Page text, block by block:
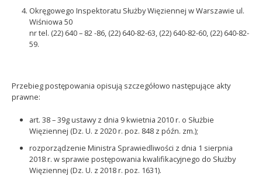
Okręgowego Inspektoratu Służby Więziennej w Warszawie ul.
Wiśniowa 50
nr tel. (22) 640 – 82 -86, (22) 640-82-63, (22) 640-82-60, (22) 640-82-
59.
Przebieg postępowania opisują szczegółowo następujące akty
prawne:
art. 38 – 39g ustawy z dnia 9 kwietnia 2010 r. o Służbie
Więziennej (Dz. U. z 2020 r. poz. 848 z późn. zm.);
rozporządzenie Ministra Sprawiedliwości z dnia 1 sierpnia
2018 r. w sprawie postępowania kwalifikacyjnego do Służby
Więziennej (Dz. U. z 2018 r. poz. 1631).